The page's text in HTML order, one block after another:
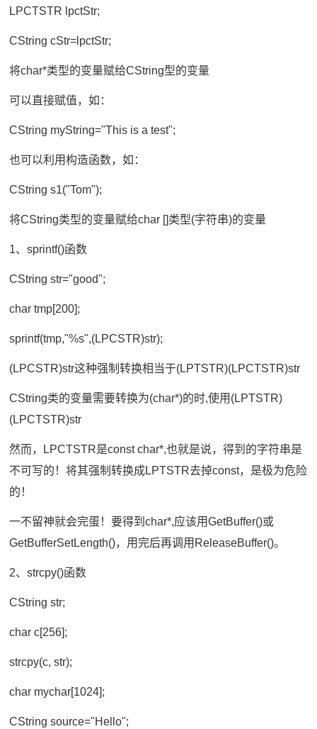
LPCTSTR lpctStr;
CString cStr=lpctStr;
将char*类型的变量赋给CString型的变量
可以直接赋值，如：
CString myString="This is a test";
也可以利用构造函数，如：
CString s1("Tom");
将CString类型的变量赋给char []类型(字符串)的变量
1、sprintf()函数
CString str="good";
char tmp[200];
sprintf(tmp,"%s",(LPCSTR)str);
(LPCSTR)str这种强制转换相当于(LPTSTR)(LPCTSTR)str
CString类的变量需要转换为(char*)的时,使用(LPTSTR)
(LPCTSTR)str
然而，LPCTSTR是const char*,也就是说，得到的字符串是
不可写的！将其强制转换成LPTSTR去掉const，是极为危险
的！
一不留神就会完蛋！要得到char*,应该用GetBuffer()或
GetBufferSetLength()，用完后再调用ReleaseBuffer()。
2、strcpy()函数
CString str;
char c[256];
strcpy(c, str);
char mychar[1024];
CString source="Hello";